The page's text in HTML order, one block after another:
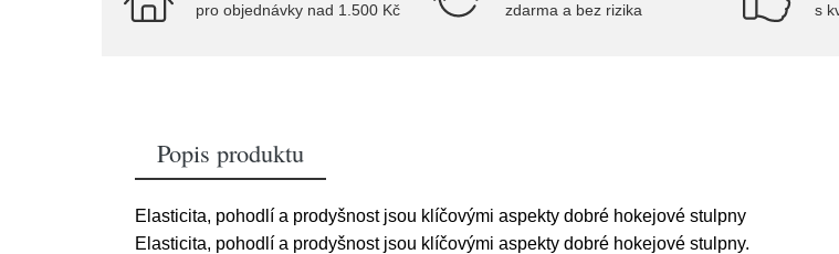
pro objednávky nad 1.500 Kč zdarma a bez rizika s
Popis produktu
Elasticita, pohodlí a prodyšnost jsou klíčovými aspekty dobré hokejové stulpny
Elasticita, pohodlí a prodyšnost jsou klíčovými aspekty dobré hokejové stulpny.